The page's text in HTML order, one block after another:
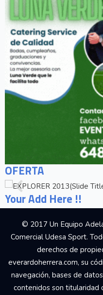
OFERTA
Your Add Here !!
© 2017 Un Equipo
Comercial Udesa Sport.
derechos de
everardoherrera.com, su
navegación, bases de
contenidos son titularidad